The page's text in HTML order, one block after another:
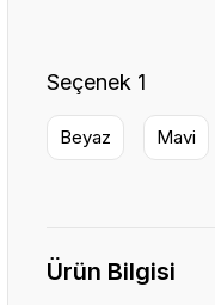
Seçenek 1
Beyaz Mavi
Ürün Bilgisi